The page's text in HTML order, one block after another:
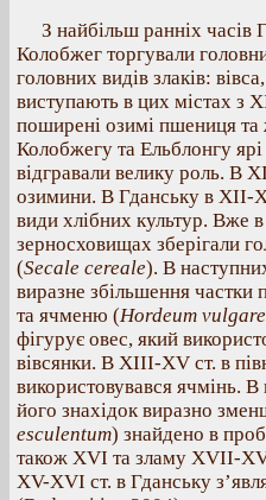
З найбільш ранніх часів
Колобжег торгували
головних видів злаків:
виступають в цих містах з
поширені озимі пшениця
Колобжегу та Ельблонгу ярі
відгравали велику роль. В
озимини. В Гданську в XII-
види хлібних культур. Вже
зерносховищах зберігали
(Secale cereale). В
виразне збільшення частки
та ячменю (Hordeum vulgare
фігурує овес, який
вівсянки. В XIII-XV ст. в
використовувався ячмінь. В
його знахідок виразно
esculentum) знайдено в
також XVI та зламу XVII-
XV-XVI ст. в Гданську